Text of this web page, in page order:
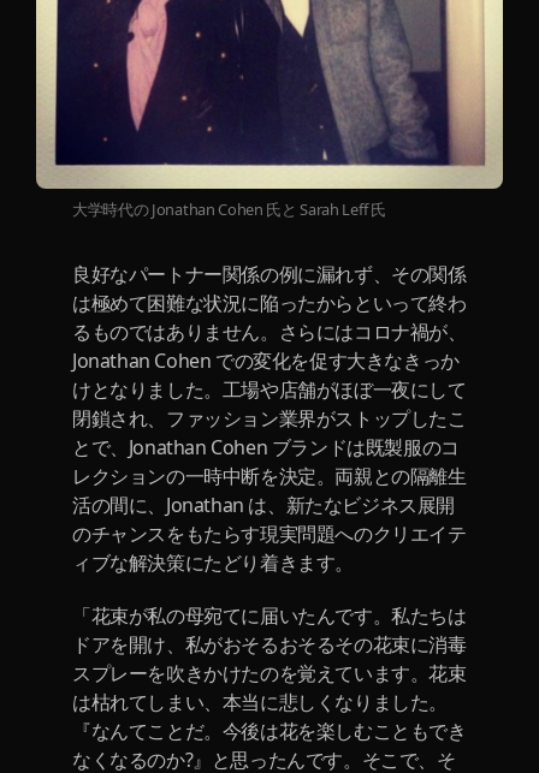
大学時代の Jonathan Cohen 氏と Sarah Leff 氏
良好なパートナー関係の例に漏れず、その関係
は極めて困難な状況に陥ったからといって終わ
るものではありません。さらにはコロナ禍が、
Jonathan Cohen での変化を促す大きなきっか
けとなりました。工場や店舗がほぼ一夜にして
閉鎖され、ファッション業界がストップしたこ
とで、Jonathan Cohen ブランドは既製服のコ
レクションの一時中断を決定。両親との隔離生
活の間に、Jonathan は、新たなビジネス展開
のチャンスをもたらす現実問題へのクリエイテ
ィブな解決策にたどり着きます。
「花束が私の母宛てに届いたんです。私たちは
ドアを開け、私がおそるおそるその花束に消毒
スプレーを吹きかけたのを覚えています。花束
は枯れてしまい、本当に悲しくなりました。
『なんてことだ。今後は花を楽しむこともでき
なくなるのか?』と思ったんです。そこで、そ